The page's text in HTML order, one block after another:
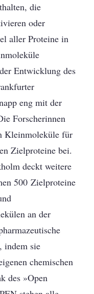
die
oder
aller Proteine in
Entwicklung des
eng mit der
Forscherinnen
Kleinmoleküle für
Zielproteine bei.
deckt weitere
500 Zielproteine
an der
indem sie
chemischen
des »Open